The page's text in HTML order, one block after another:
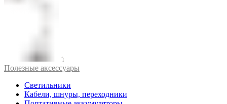
Полезные аксессуары
Светильники
Кабели, шнуры, переходники